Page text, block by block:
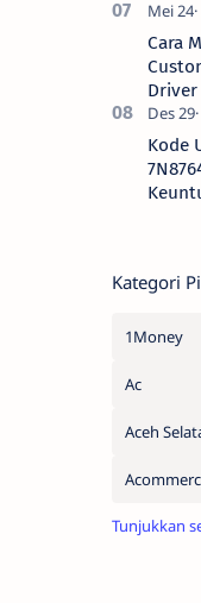
Cara
Driver
Kode
Kategori
1Money
Ac
Aceh